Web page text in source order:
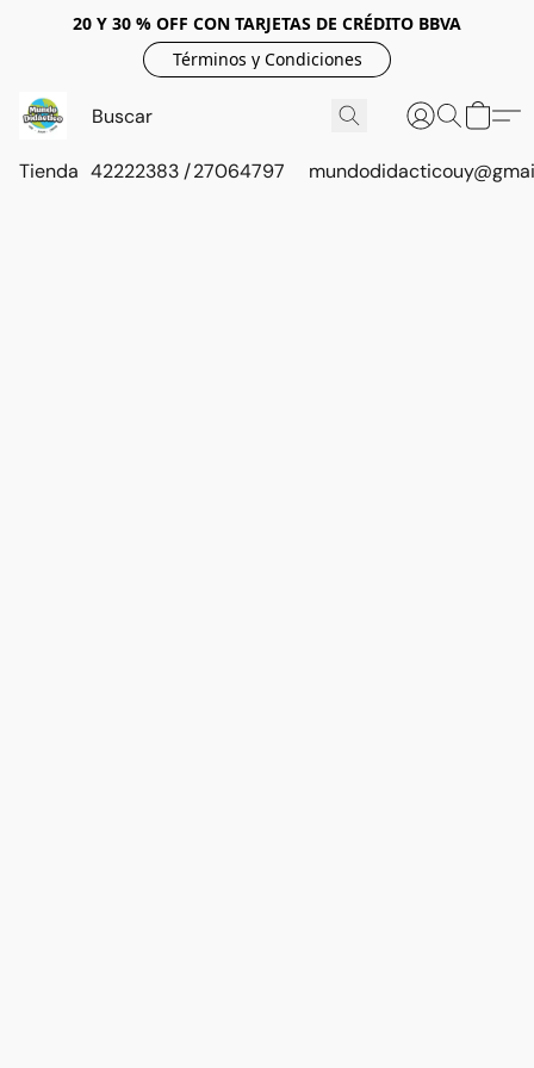
20 Y 30 % OFF CON TARJETAS DE CRÉDITO BBVA
Términos y Condiciones
Tienda 42222383 / 27064797